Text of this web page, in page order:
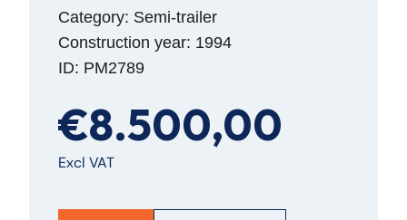
Category: Semi-trailer
Construction year: 1994
ID: PM2789
€8.500,00
Excl VAT